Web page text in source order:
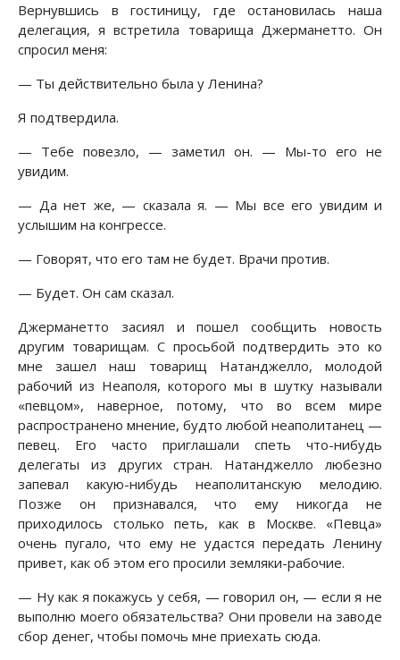
Вернувшись в гостиницу, где остановилась наша
делегация, я встретила товарища Джерманетто. Он
спросил меня:
— Ты действительно была у Ленина?
Я подтвердила.
— Тебе повезло, — заметил он. — Мы-то его не
увидим.
— Да нет же, — сказала я. — Мы все его увидим и
услышим на конгрессе.
— Говорят, что его там не будет. Врачи против.
— Будет. Он сам сказал.
Джерманетто засиял и пошел сообщить новость
другим товарищам. С просьбой подтвердить это ко
мне зашел наш товарищ Натанджелло, молодой
рабочий из Неаполя, которого мы в шутку называли
«певцом», наверное, потому, что во всем мире
распространено мнение, будто любой неаполитанец —
певец. Его часто приглашали спеть что-нибудь
делегаты из других стран. Натанджелло любезно
запевал какую-нибудь неаполитанскую мелодию.
Позже он признавался, что ему никогда не
приходилось столько петь, как в Москве. «Певца»
очень пугало, что ему не удастся передать Ленину
привет, как об этом его просили земляки-рабочие.
— Ну как я покажусь у себя, — говорил он, — если я не
выполню моего обязательства? Они провели на заводе
сбор денег, чтобы помочь мне приехать сюда.